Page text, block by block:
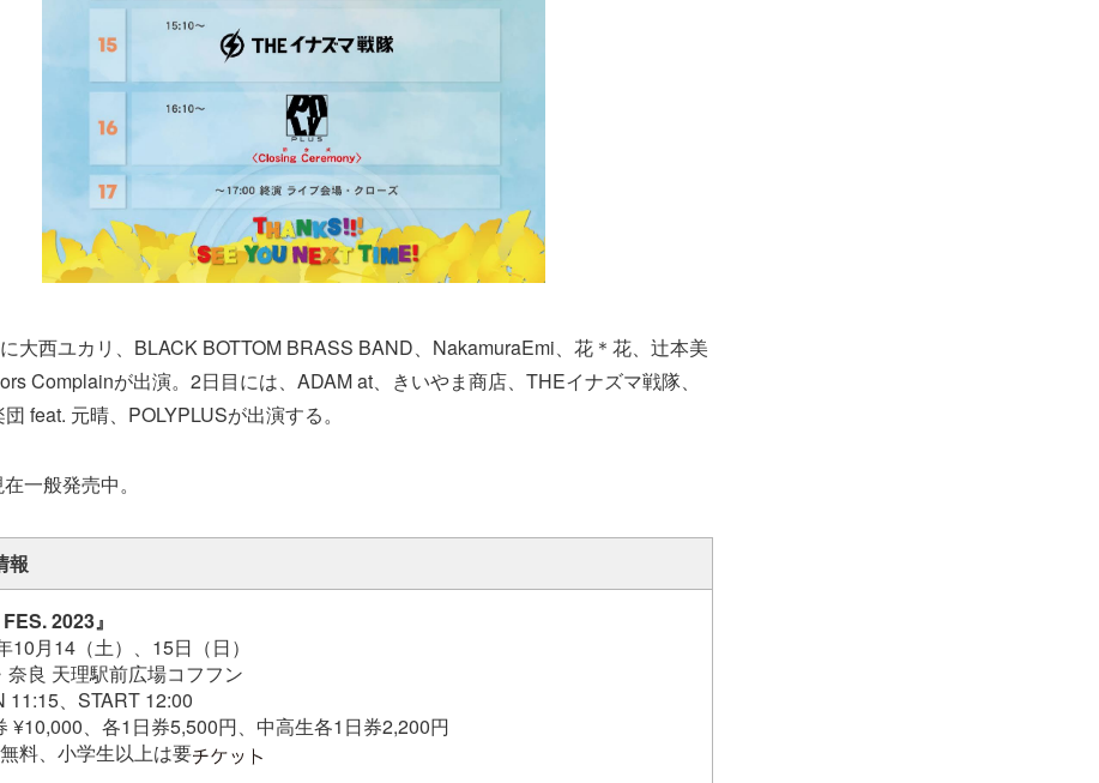
大西ユカリ、BLACK BOTTOM BRASS BAND、NakamuraEmi、花＊花、辻本美
Complainが出演。2日目には、ADAM at、きいやま商店、THEイナズマ戦隊、
feat. 元晴、POLYPLUSが出演する。
一般発売中。
報
2023』
10月14（土）、15日（日）
奈良 天理駅前広場コフフン
11:15、START 12:00
¥10,000、各1日券5,500円、中高生各1日券2,200円
料、小学生以上は要